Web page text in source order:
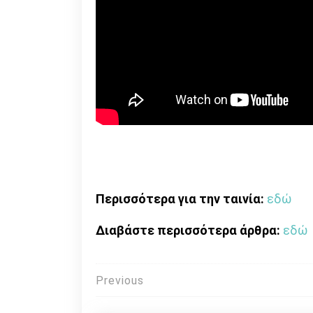
Περισσότερα για την ταινία: εδώ
Διαβάστε περισσότερα άρθρα: εδώ
Πλοήγηση
Previous